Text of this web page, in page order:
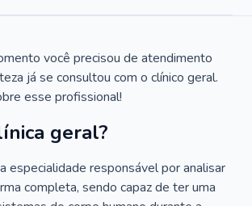
você precisou de atendimento
já se consultou com o clínico geral.
esse profissional!
geral?
especialidade responsável por analisar
completa, sendo capaz de ter uma